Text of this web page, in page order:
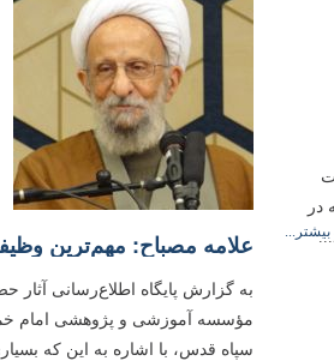
در
به گزارش پایگاه اطلاع‌رسانی
مؤسسه آموزشی و پژوهشی امام
سپاه قدس، با اشاره به این که